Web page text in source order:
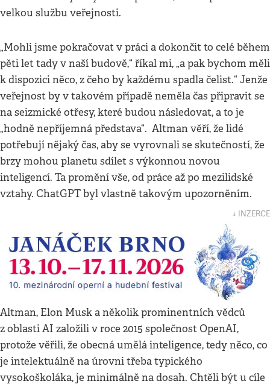
velkou službu veřejnosti.
„Mohli jsme pokračovat v práci a dokončit to celé během
pěti let tady v naší budově,“ říkal mi, „a pak bychom měli
k dispozici něco, z čeho by každému spadla čelist.“ Jenže
veřejnost by v takovém případě neměla čas připravit se
na seizmické otřesy, které budou následovat, a to je
„hodně nepříjemná představa“. Altman věří, že lidé
potřebují nějaký čas, aby se vyrovnali se skutečností, že
brzy mohou planetu sdílet s výkonnou novou
inteligencí. Ta promění vše, od práce až po mezilidské
vztahy. ChatGPT byl vlastně takovým upozorněním.
↓ INZERCE
Altman, Elon Musk a několik prominentních vědců
z oblasti AI založili v roce 2015 společnost OpenAI,
protože věřili, že obecná umělá inteligence, tedy něco, co
je intelektuálně na úrovni třeba typického
vysokoškoláka, je minimálně na dosah. Chtěli být u cíle